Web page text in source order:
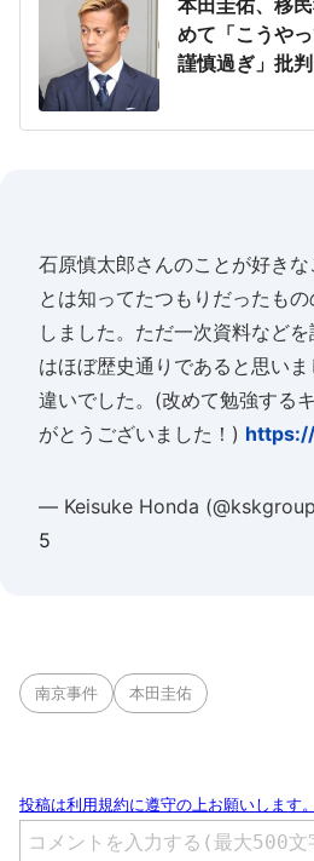
本田圭佑、移
めて「こうや
謹慎過ぎ」批
石原慎太郎さんのことが好き
とは知ってたつもりだったも
しました。ただ一次資料など
はほぼ歴史通りであると思い
違いでした。(改めて勉強する
がとうございました！)
— Keisuke Honda
5
南京事件 本田圭佑